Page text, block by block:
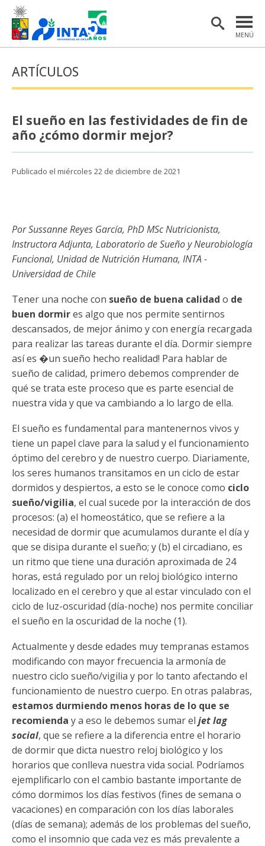
MENÚ
INSTITUTO
INVESTIGACIÓN
EXTENSIÓN Y COMUNICACIONES
Estudiantes
Académicas/os
Funcionarias/os
ARTÍCULOS
El sueño en las festividades de fin de
año ¿cómo dormir mejor?
Publicado el miércoles 22 de diciembre de 2021
Por Sussanne Reyes García, PhD MSc Nutricionista,
Instructora Adjunta, Laboratorio de Sueño y Neurobiología
Funcional, Unidad de Nutrición Humana, INTA -
Universidad de Chile
Tener una noche con sueño de buena calidad o de
buen dormires algo que nos permite sentirnos
descansados, de mejor ánimo y con energía recargada
para realizar las tareas durante el día. Dormir siempre
así es �un sueño hecho realidad! Para hablar de
sueño de calidad, primero debemos comprender de
qué se trata este proceso que es parte esencial de
nuestra vida y que va cambiando a lo largo de ella.
El sueño es fundamental para mantenernos vivos y
tiene un papel clave para la salud y el funcionamiento
óptimo del cerebro y de nuestro cuerpo. Diariamente,
los seres humanos transitamos en un ciclo de estar
dormidos y despiertos, a esto se le conoce como ciclo
sueño/vigilia, el cual sucede por la interacción de dos
procesos: (a) el homeostático, que se refiere a la
necesidad de dormir que acumulamos durante el día y
que se disipa durante el sueño; y (b) el circadiano, es
un ritmo que tiene una duración aproximada de 24
horas, está regulado por un reloj biológico interno
localizado en el cerebro y que al estar vinculado con el
ciclo de luz-oscuridad (día-noche) nos permite conciliar
el sueño en la oscuridad de la noche (1).
Actualmente y desde edades muy tempranas estamos
modificando con mayor frecuencia la armonía de
nuestro ciclo sueño/vigilia y por lo tanto afectando el
funcionamiento de nuestro cuerpo. En otras palabras,
estamos durmiendo menos horas de lo que se
recomienda y a eso le debemos sumar el jet lag
social, que se refiere a la diferencia entre el horario
de dormir que dicta nuestro reloj biológico y los
horarios que conlleva nuestra vida social. Podríamos
ejemplificarlo con el cambio bastante importante de
cómo dormimos los días festivos (fines de semana o
vacaciones) en comparación con los días laborales
(días de semana); además de los problemas del sueño,
como el insomnio que cada vez es más prevalente a